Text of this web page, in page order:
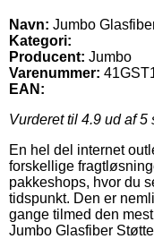
Navn: Jumbo
Kategori:
Producent: Jumbo
Varenummer:
EAN:
Vurderet til 4.9 ud af 5
En hel del internet
forskellige
pakkeshops, hvor du
tidspunkt. Den er
gange tilmed den
Jumbo Glasfiber